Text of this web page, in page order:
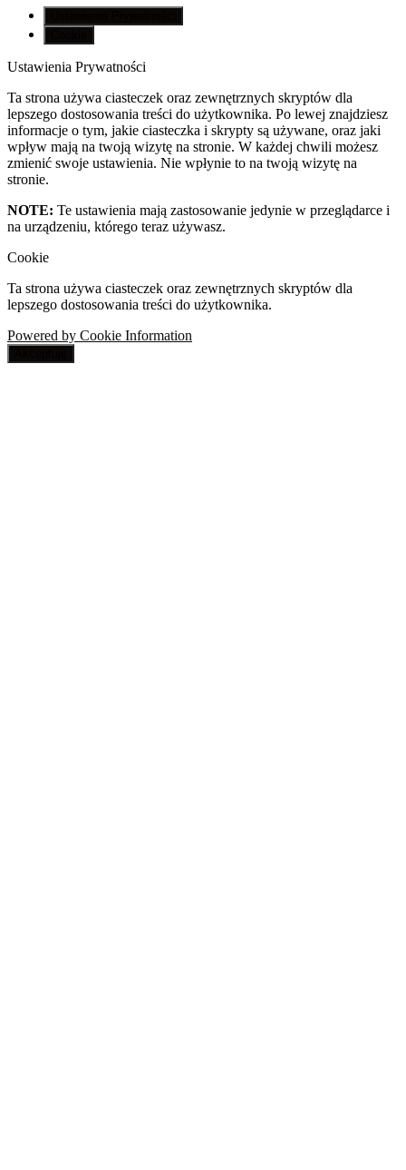
Ustawienia Prywatności
Ta strona używa ciasteczek oraz zewnętrznych skryptów dla
lepszego dostosowania treści do użytkownika. Po lewej znajdziesz
informacje o tym, jakie ciasteczka i skrypty są używane, oraz jaki
wpływ mają na twoją wizytę na stronie. W każdej chwili możesz
zmienić swoje ustawienia. Nie wpłynie to na twoją wizytę na
stronie.
NOTE: Te ustawienia mają zastosowanie jedynie w przeglądarce i
na urządzeniu, którego teraz używasz.
Cookie
Ta strona używa ciasteczek oraz zewnętrznych skryptów dla
lepszego dostosowania treści do użytkownika.
Powered by Cookie Information